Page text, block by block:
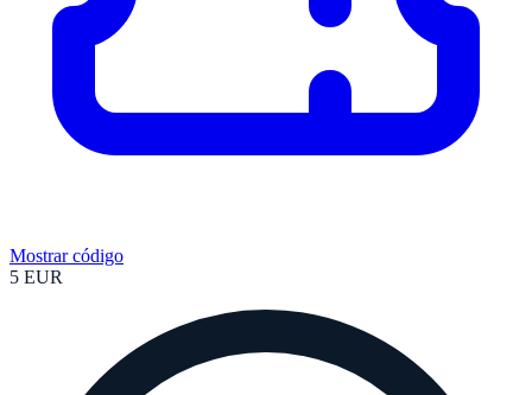
Mostrar código
5 EUR